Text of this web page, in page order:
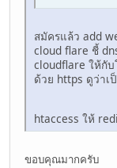
สมัครแล้ว add
cloud flare ชี้
cloudflare ให้กั
ด้วย https ดูว่าเ
htaccess ให้
ขอบคุณมากครับ